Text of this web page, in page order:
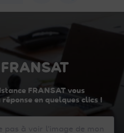
FRANSAT vous
en quelques clics !